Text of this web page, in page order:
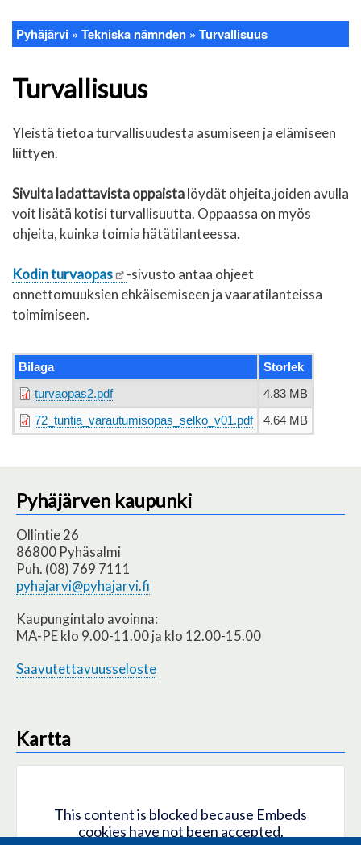
Länkstig
Pyhäjärvi Tekniska nämnden Turvallisuus
Turvallisuus
Yleistä tietoa turvallisuudesta asumiseen ja elämiseen
liittyen.
Sivulta ladattavista oppaistalöydät ohjeita,joiden avulla
voit lisätä kotisi turvallisuutta. Oppaassa on myös
ohjeita, kuinka toimia hätätilanteessa.
Kodin turvaopas -sivusto antaa ohjeet
onnettomuuksien ehkäisemiseen ja vaaratilanteissa
toimimiseen.
Bilaga Storlek
turvaopas2.pdf 4.83 MB
72_tuntia_varautumisopas_selko_v01.pdf 4.64 MB
Pyhäjärven kaupunki
Ollintie 26
86800 Pyhäsalmi
Puh. (08) 769 7111
pyhajarvi@pyhajarvi.fi
Kaupungintalo avoinna:
MA-PE klo 9.00-11.00 ja klo 12.00-15.00
Saavutettavuusseloste
Kartta
This content is blocked because Embeds
cookies have not been accepted.